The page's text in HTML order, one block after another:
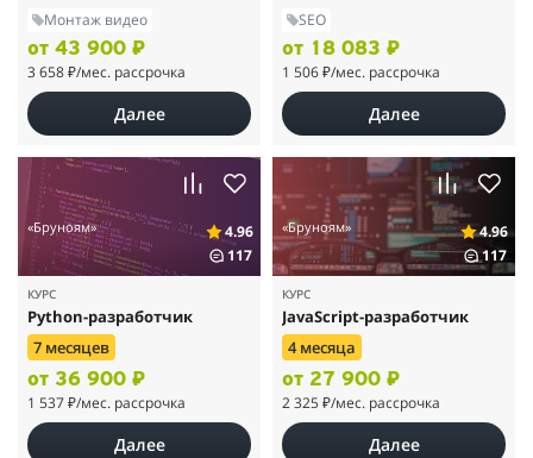
Монтаж видео
от 43 900 ₽
3 658 ₽/мес. рассрочка
Далее
SEO
от 18 083 ₽
1 506 ₽/мес. рассрочка
Далее
«Бруноям»
4.96
117
КУРС
Python-разработчик
7 месяцев
от 36 900 ₽
1 537 ₽/мес. рассрочка
Далее
«Бруноям»
4.96
117
КУРС
JavaScript-разработчик
4 месяца
от 27 900 ₽
2 325 ₽/мес. рассрочка
Далее